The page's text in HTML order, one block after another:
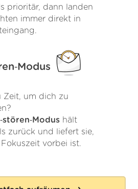
prioritär, dann landen
immer direkt in
Zeit, um dich zu
hält
zurück und liefert sie,
vorbei ist.